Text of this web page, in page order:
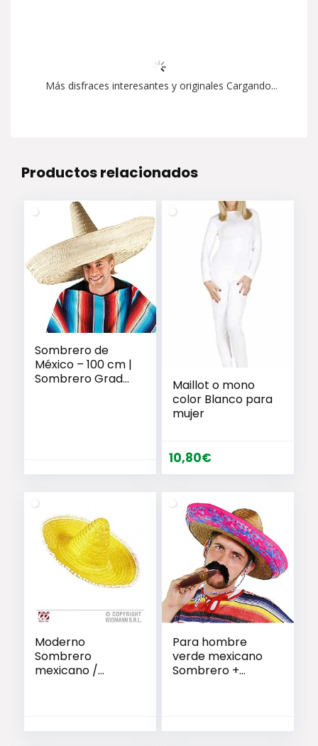
Más disfraces interesantes y originales Cargando...
Productos relacionados
Sombrero de
México – 100 cm |
Sombrero Grade
Maillot o mono
color Blanco para
mujer
10,80€
Moderno
Sombrero
mexicano /
el borde
Para hombre
verde mexicano
Sombrero +
Accessory gorro